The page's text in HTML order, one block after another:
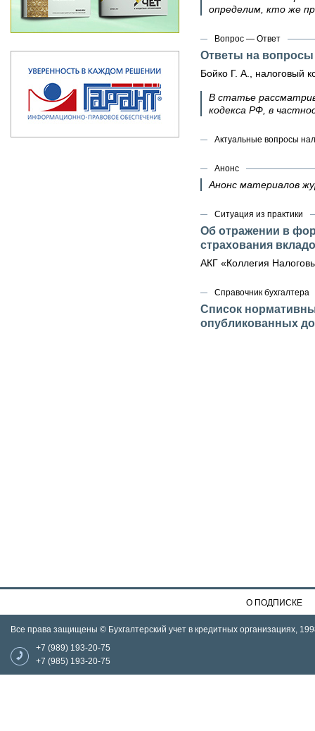
определим, кто же
Вопрос — Ответ
Ответы на вопросы
Бойко Г. А., налоговый
В статье
кодекса РФ, в
Актуальные вопросы
Анонс
Анонс материалов
Ситуация из практики
Об отражении в
страхования
АКГ «Коллегия
Справочник бухгалтера
Список
опубликованных до
О ПОДПИСКЕ
Все права защищены © Бухгалтерский учет в кредитных организациях,
+7 (989) 193-20-75
+7 (985) 193-20-75